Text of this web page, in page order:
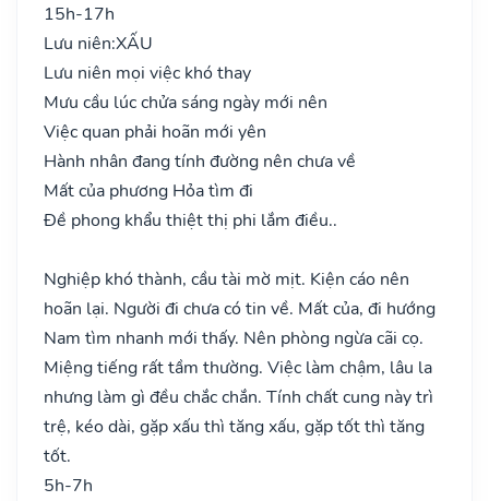
15h-17h
Lưu niên:XẤU
Lưu niên mọi việc khó thay
Mưu cầu lúc chửa sáng ngày mới nên
Việc quan phải hoãn mới yên
Hành nhân đang tính đường nên chưa về
Mất của phương Hỏa tìm đi
Đề phong khẩu thiệt thị phi lắm điều..
Nghiệp khó thành, cầu tài mờ mịt. Kiện cáo nên
hoãn lại. Người đi chưa có tin về. Mất của, đi hướng
Nam tìm nhanh mới thấy. Nên phòng ngừa cãi cọ.
Miệng tiếng rất tầm thường. Việc làm chậm, lâu la
nhưng làm gì đều chắc chắn. Tính chất cung này trì
trệ, kéo dài, gặp xấu thì tăng xấu, gặp tốt thì tăng
tốt.
5h-7h